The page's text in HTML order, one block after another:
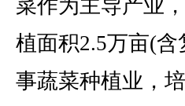
菜作为主导产业
植面积2.5万亩(
事蔬菜种植业，